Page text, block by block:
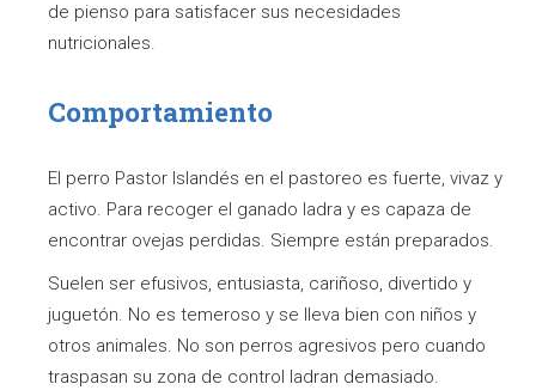
de pienso para satisfacer sus necesidades
nutricionales.
Comportamiento
El perro Pastor Islandés en el pastoreo es fuerte, vivaz y
activo. Para recoger el ganado ladra y es capaza de
encontrar ovejas perdidas. Siempre están preparados.
Suelen ser efusivos, entusiasta, cariñoso, divertido y
juguetón. No es temeroso y se lleva bien con niños y
otros animales. No son perros agresivos pero cuando
traspasan su zona de control ladran demasiado.